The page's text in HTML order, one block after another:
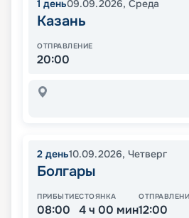
1 день09.09.2026, Среда
Казань
ОТПРАВЛЕНИЕ
20:00
2 день10.09.2026, Четверг
Болгары
ПРИБЫТИЕ
08:00
СТОЯНКА
4 ч 00 мин12:00